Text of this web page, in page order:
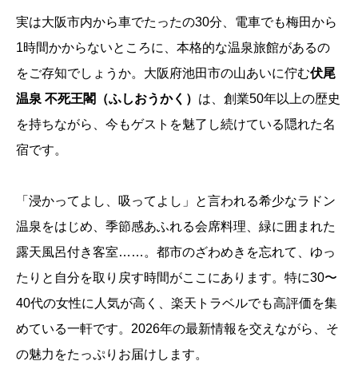
実は大阪市内から車でたったの30分、電車でも梅田から
1時間かからないところに、本格的な温泉旅館があるの
をご存知でしょうか。大阪府池田市の山あいに佇む伏尾
温泉 不死王閣（ふしおうかく） は、創業50年以上の歴史
を持ちながら、今もゲストを魅了し続けている隠れた名
宿です。
「浸かってよし、吸ってよし」と言われる希少なラドン
温泉をはじめ、季節感あふれる会席料理、緑に囲まれた
露天風呂付き客室……。都市のざわめきを忘れて、ゆっ
たりと自分を取り戻す時間がここにあります。特に30〜
40代の女性に人気が高く、楽天トラベルでも高評価を集
めている一軒です。2026年の最新情報を交えながら、そ
の魅力をたっぷりお届けします。